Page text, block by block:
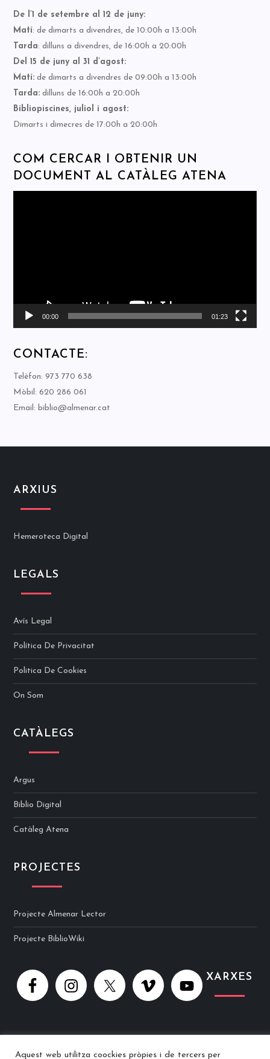
De l’1 de setembre al 12 de juny:
Matí: de dimarts a divendres, de 10:00h a 13:00h
Tarda: dilluns a divendres, de 16:00h a 20:00h
Del 15 de juny al 31 d’agost:
Matí: de dimarts a divendres de 09:00h a 13:00h
Tarda: dilluns de 16:00h a 20:00h
Bibliopiscines, juliol i agost:
Dimarts i dimecres de 17:00h a 20:00h
COM CERCAR I OBTENIR UN
DOCUMENT AL CATÀLEG ATENA
00:00 01:23
CONTACTE:
Telèfon: 973 770 638
Mòbil: 620 286 061
Email: biblio@almenar.cat
ARXIUS
Hemeroteca Digital
LEGALS
Avís Legal
Política De Privacitat
Politica De Cookies
On Som
CATÀLEGS
Argus
Biblio Digital
Catàleg Atena
PROJECTES
Projecte Almenar Lector
Projecte BiblioWiki
XARXES
Aquest web utilitza coockies pròpies i de tercers per